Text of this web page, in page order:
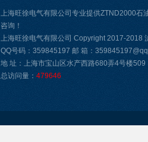
上海旺徐电气有限公司专业提供ZTND2000石
咨询！
上海旺徐电气有限公司 Copyright 2017-2018
QQ号码：359845197 邮 箱：
地 址：上海市宝山区水产西路680弄4号楼509
总访问量： 479646